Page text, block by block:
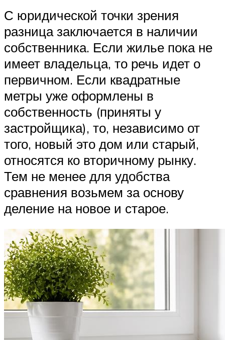
С юридической точки зрения
разница заключается в наличии
собственника. Если жилье пока не
имеет владельца, то речь идет о
первичном. Если квадратные
метры уже оформлены в
собственность (приняты у
застройщика), то, независимо от
того, новый это дом или старый,
относятся ко вторичному рынку.
Тем не менее для удобства
сравнения возьмем за основу
деление на новое и старое.